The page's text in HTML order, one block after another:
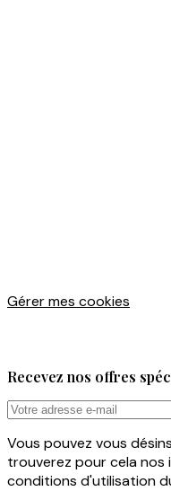
Gérer mes cookies
Recevez nos offres
Vous pouvez vous
trouverez pour cela
conditions d'utilisation